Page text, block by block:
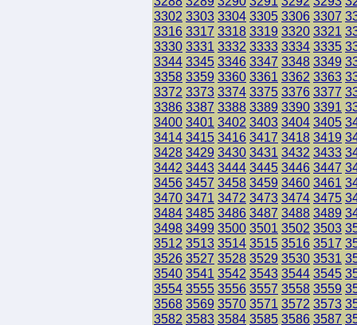
3302 3303 3304 3305 3306 3307
3316 3317 3318 3319 3320 3321
3330 3331 3332 3333 3334 3335
3344 3345 3346 3347 3348 3349
3358 3359 3360 3361 3362 3363
3372 3373 3374 3375 3376 3377
3386 3387 3388 3389 3390 3391
3400 3401 3402 3403 3404 3405
3414 3415 3416 3417 3418 3419
3428 3429 3430 3431 3432 3433
3442 3443 3444 3445 3446 3447
3456 3457 3458 3459 3460 3461
3470 3471 3472 3473 3474 3475
3484 3485 3486 3487 3488 3489
3498 3499 3500 3501 3502 3503
3512 3513 3514 3515 3516 3517
3526 3527 3528 3529 3530 3531
3540 3541 3542 3543 3544 3545
3554 3555 3556 3557 3558 3559
3568 3569 3570 3571 3572 3573
3582 3583 3584 3585 3586 3587